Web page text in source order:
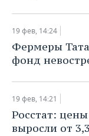
19 фев, 14:24
Фермеры
фонд
19 фев, 14:21
Росстат:
выросли от